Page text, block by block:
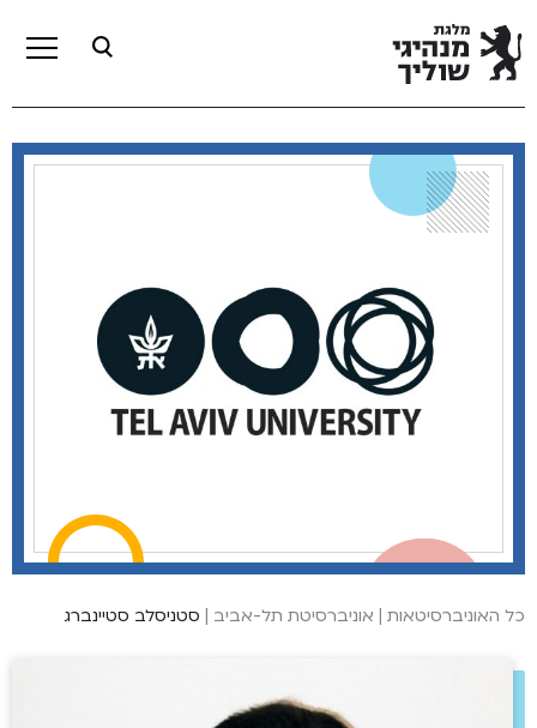
כל האוניברסיטאות | אוניברסיטת תל-אביב | סטניסלב סטיינברג